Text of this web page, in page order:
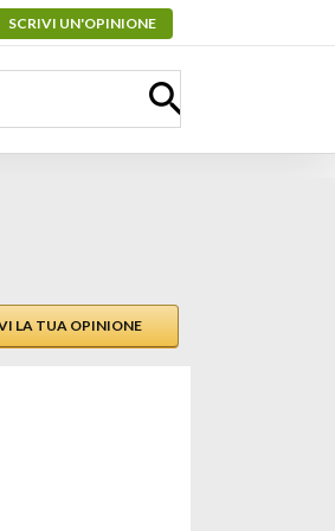
SCRIVI UN'OPINIONE
LA TUA OPINIONE